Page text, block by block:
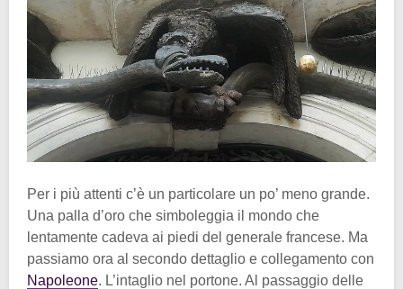
Per i più attenti c’è un particolare un po’ meno grande.
Una palla d’oro che simboleggia il mondo che
lentamente cadeva ai piedi del generale francese. Ma
passiamo ora al secondo dettaglio e collegamento con
Napoleone. L’intaglio nel portone. Al passaggio delle